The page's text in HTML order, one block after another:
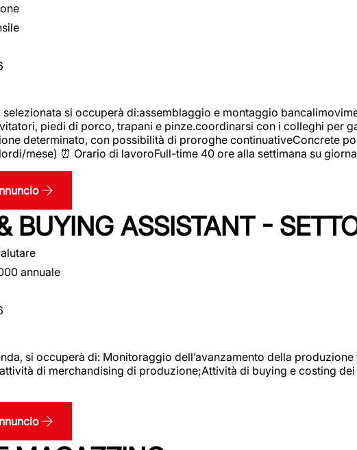
selezionata si occuperà di:assemblaggio e montaggio
piedi di porco, trapani e pinze.coordinarsi con i colleghi per
determinato, con possibilità di proroghe continuativeConcrete
mese) ⏰ Orario di lavoroFull-time 40 ore alla settimana su
BUYING ASSISTANT -
annuale
si occuperà di: Monitoraggio dell’avanzamento della
di merchandising di produzione;Attività di buying e costing